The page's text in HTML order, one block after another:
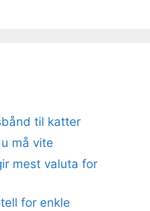
til katter
må vite
mest valuta for
for enkle